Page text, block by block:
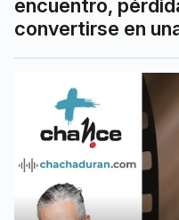
encuentro,
convertirse en